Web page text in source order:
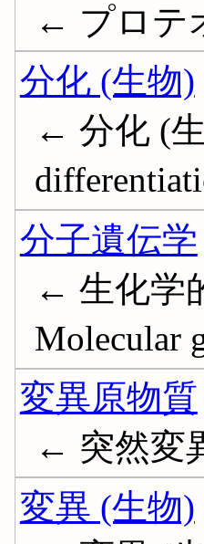
← プロテ
分化 (生物)
← 分化 (
分子遺伝学
← 生化学
Molecular
変異原物質
← 突然変
変異 (生物)